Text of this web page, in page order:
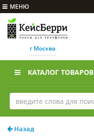
МЕНЮ
г Москва
КАТАЛОГ ТОВАРОВ
Назад